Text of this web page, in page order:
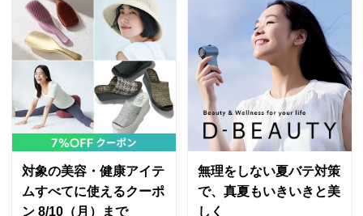
対象の美容・健康アイテ
ムすべてに使えるクーポ
ン 8/10（月）まで
無理をしない夏バテ対策
で、真夏もいきいきと美
しく